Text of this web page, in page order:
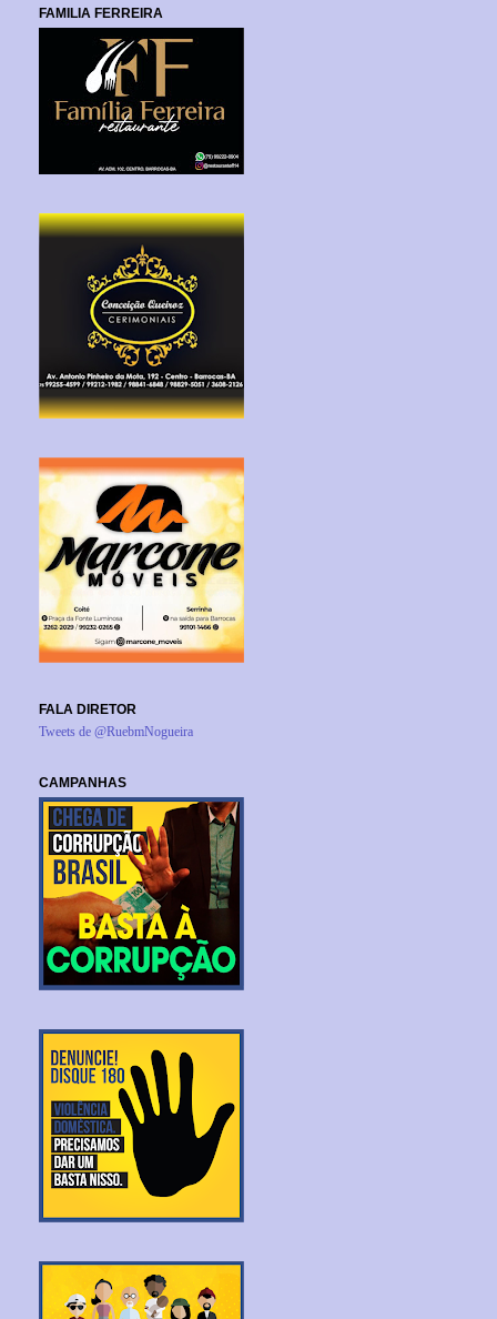
FAMILIA FERREIRA
FALA DIRETOR
Tweets de @RuebmNogueira
CAMPANHAS